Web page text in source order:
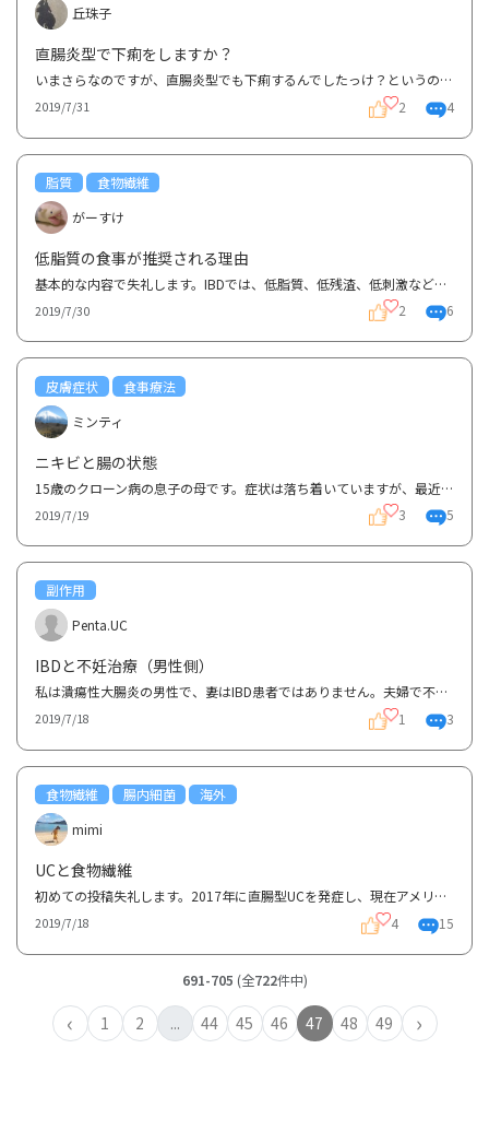
丘珠子
直腸炎型で下痢をしますか？
いまさらなのですが、直腸炎型でも下痢するんでしたっけ？というのも、私はここ1ヶ月ほど有形便に少しだ...
2019/7/31 2 4
脂質
食物繊維
がーすけ
低脂質の食事が推奨される理由
基本的な内容で失礼します。IBDでは、低脂質、低残渣、低刺激など食事の制限がありますが、その中でも低...
2019/7/30 2 6
皮膚症状
食事療法
ミンティ
ニキビと腸の状態
15歳のクローン病の息子の母です。症状は落ち着いていますが、最近ニキビが増えてきました。食事は低脂...
2019/7/19 3 5
副作用
Penta.UC
IBDと不妊治療（男性側）
私は潰瘍性大腸炎の男性で、妻はIBD患者ではありません。夫婦で不妊治療を受けています。女性の妊娠につ...
2019/7/18 1 3
食物繊維 腸内細菌
海外
mimi
UCと食物繊維
初めての投稿失礼します。2017年に直腸型UCを発症し、現在アメリカ在住のmimiと申します。初期1年間は下...
2019/7/18 4 15
691-705 (全722件中)
‹ 1 2 ... 44 45 46 47 48 49 ›